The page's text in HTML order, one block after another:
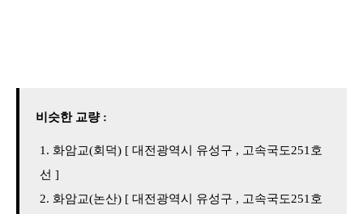
비슷한 교량 :
화암교(회덕) [ 대전광역시 유성구 , 고속국도251호
선 ]
화암교(논산) [ 대전광역시 유성구 , 고속국도251호